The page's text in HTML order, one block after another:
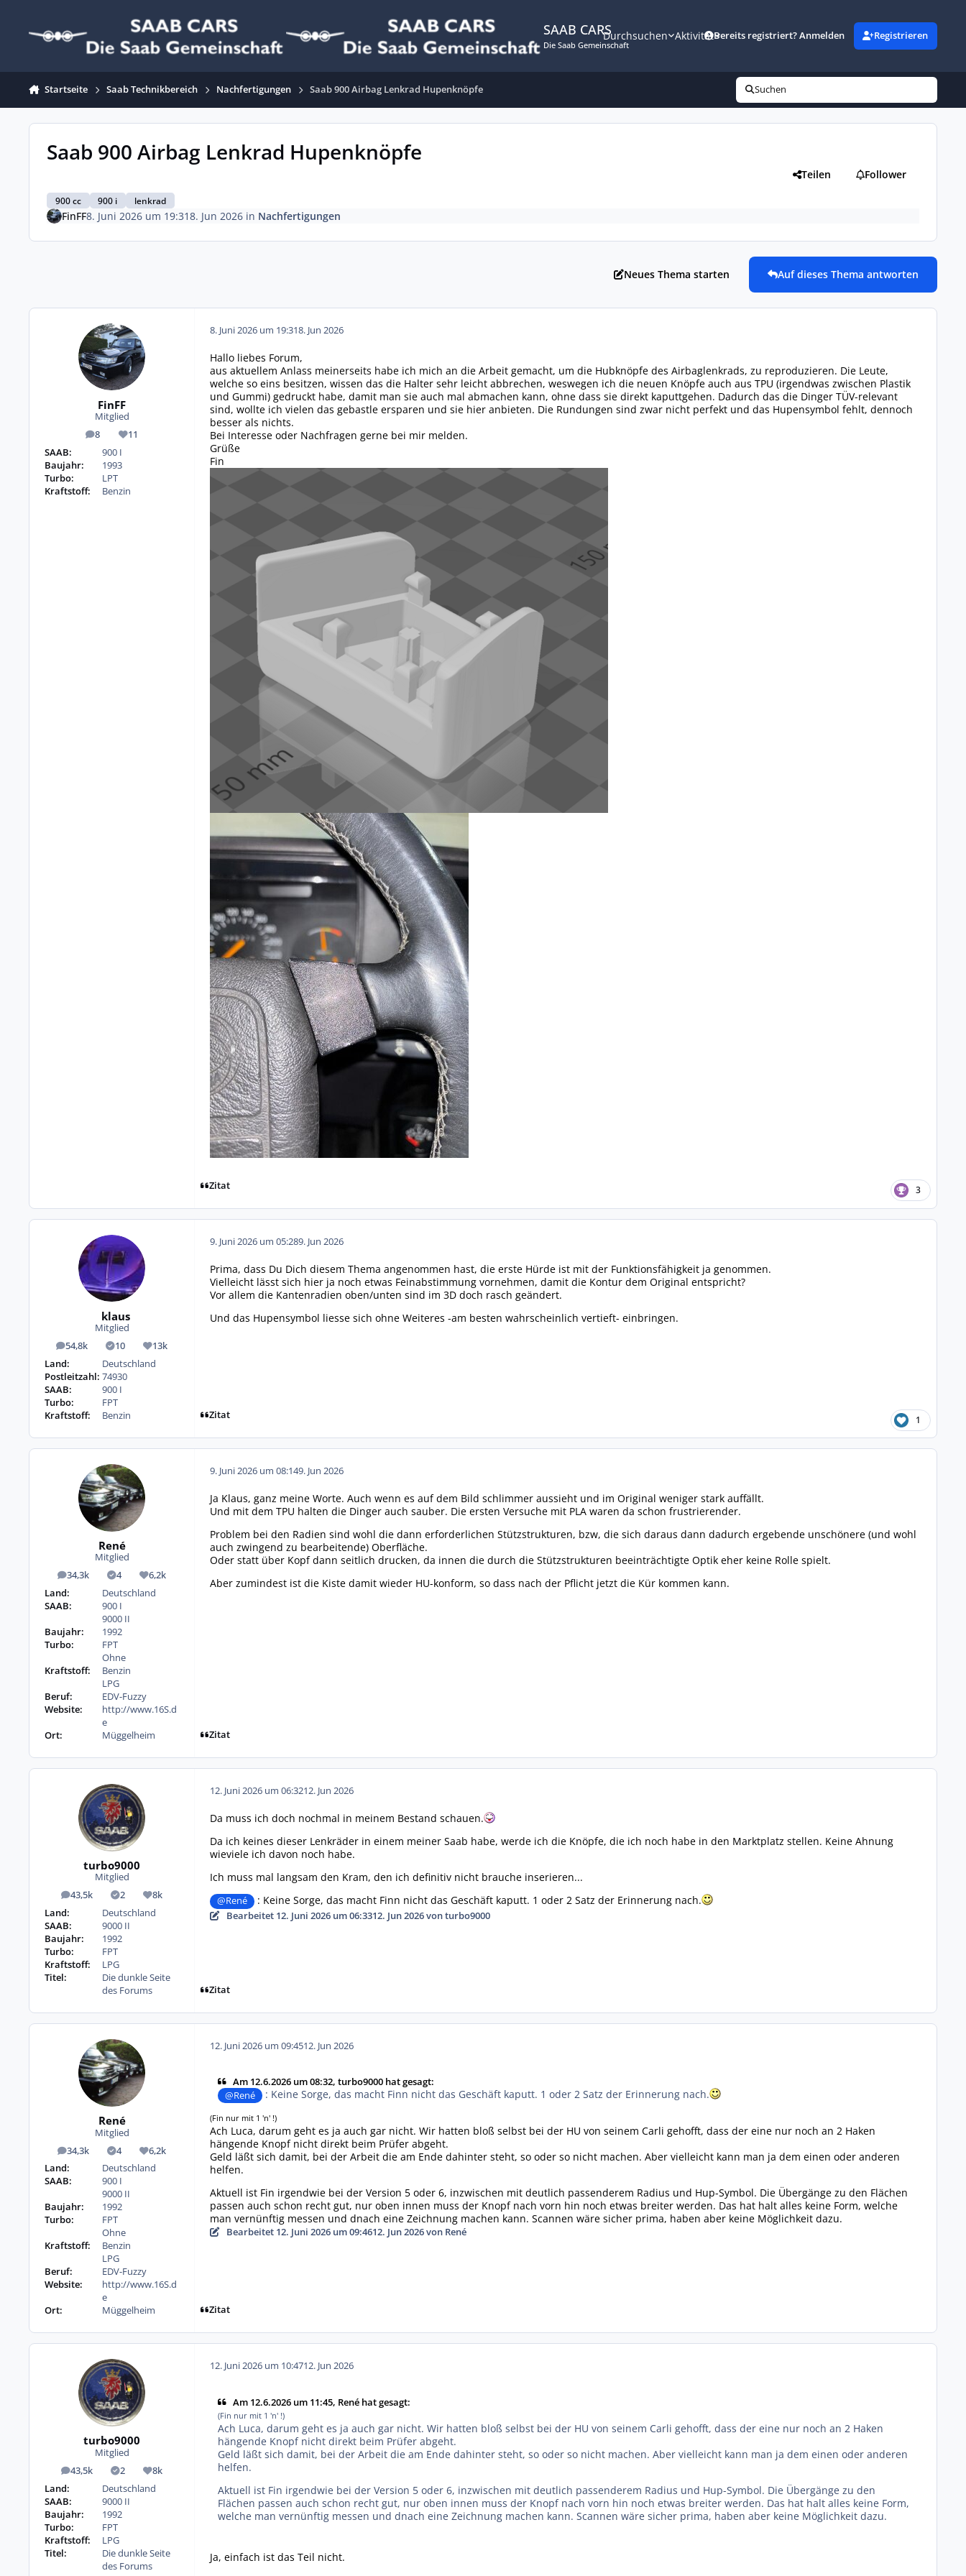
SAAB CARS
Die Saab Gemeinschaft
Durchsuchen AktivitätBereits registriert? Anmelden Registrieren
Startseite Saab Technikbereich Nachfertigungen Saab 900 Airbag Lenkrad Hupenknöpfe Suchen
Saab 900 Airbag Lenkrad Hupenknöpfe
900 cc 900 i lenkrad
Teilen Follower
FinFF8. Juni 2026 um 19:318. Jun 2026in Nachfertigungen
Neues Thema starten Auf dieses Thema antworten
FinFF
Mitglied
8
Beiträge11
Reputation
SAAB:
900 I
Baujahr:
1993
Turbo:
LPT
Kraftstoff:
Benzin
8. Juni 2026 um 19:318. Jun 2026
Hallo liebes Forum,
aus aktuellem Anlass meinerseits habe ich mich an die Arbeit gemacht, um die Hubknöpfe des Airbaglenkrads, zu reproduzieren. Die Leute,
welche so eins besitzen, wissen das die Halter sehr leicht abbrechen, weswegen ich die neuen Knöpfe auch aus TPU (irgendwas zwischen Plastik
und Gummi) gedruckt habe, damit man sie auch mal abmachen kann, ohne dass sie direkt kaputtgehen. Dadurch das die Dinger TÜV-relevant
sind, wollte ich vielen das gebastle ersparen und sie hier anbieten. Die Rundungen sind zwar nicht perfekt und das Hupensymbol fehlt, dennoch
besser als nichts.
Bei Interesse oder Nachfragen gerne bei mir melden.
Grüße
Fin
Zitat 3
klaus
Mitglied
54,8k
Beiträge 10
Lösungen13k
Reputation
Land:
Deutschland
Postleitzahl: 74930
SAAB:
900 I
Turbo:
FPT
Kraftstoff:
Benzin
9. Juni 2026 um 05:289. Jun 2026
Prima, dass Du Dich diesem Thema angenommen hast, die erste Hürde ist mit der Funktionsfähigkeit ja genommen.
Vielleicht lässt sich hier ja noch etwas Feinabstimmung vornehmen, damit die Kontur dem Original entspricht?
Vor allem die Kantenradien oben/unten sind im 3D doch rasch geändert.
Und das Hupensymbol liesse sich ohne Weiteres -am besten wahrscheinlich vertieft- einbringen.
Zitat 1
René
Mitglied
34,3k
Beiträge 4
Lösungen6,2k
Reputation
Land:
Deutschland
SAAB:
900 I
9000 II
Baujahr:
1992
Turbo:
FPT
Ohne
Kraftstoff:
Benzin
LPG
Beruf:
EDV-Fuzzy
Website:
http://www.16S.d
e
Ort:
Müggelheim
9. Juni 2026 um 08:149. Jun 2026
Ja Klaus, ganz meine Worte. Auch wenn es auf dem Bild schlimmer aussieht und im Original weniger stark auffällt.
Und mit dem TPU halten die Dinger auch sauber. Die ersten Versuche mit PLA waren da schon frustrierender.
Problem bei den Radien sind wohl die dann erforderlichen Stützstrukturen, bzw, die sich daraus dann dadurch ergebende unschönere (und wohl
auch zwingend zu bearbeitende) Oberfläche.
Oder statt über Kopf dann seitlich drucken, da innen die durch die Stützstrukturen beeinträchtigte Optik eher keine Rolle spielt.
Aber zumindest ist die Kiste damit wieder HU-konform, so dass nach der Pflicht jetzt die Kür kommen kann.
Zitat
turbo9000
Mitglied
43,5k
Beiträge 2
Lösungen
8k
Reputation
Land:
Deutschland
SAAB:
9000 II
Baujahr:
1992
Turbo:
FPT
Kraftstoff:
LPG
Titel:
Die dunkle Seite
des Forums
12. Juni 2026 um 06:3212. Jun 2026
Da muss ich doch nochmal in meinem Bestand schauen.
Da ich keines dieser Lenkräder in einem meiner Saab habe, werde ich die Knöpfe, die ich noch habe in den Marktplatz stellen. Keine Ahnung
wieviele ich davon noch habe.
Ich muss mal langsam den Kram, den ich definitiv nicht brauche inserieren...
@René : Keine Sorge, das macht Finn nicht das Geschäft kaputt. 1 oder 2 Satz der Erinnerung nach.
Bearbeitet 12. Juni 2026 um 06:3312. Jun 2026von turbo9000
Zitat
René
Mitglied
34,3k
Beiträge 4
Lösungen6,2k
Reputation
Land:
Deutschland
SAAB:
900 I
9000 II
Baujahr:
1992
Turbo:
FPT
Ohne
Kraftstoff:
Benzin
LPG
Beruf:
EDV-Fuzzy
Website:
http://www.16S.d
e
Ort:
Müggelheim
12. Juni 2026 um 09:4512. Jun 2026
Am 12.6.2026 um 08:32, turbo9000 hat gesagt:
@René : Keine Sorge, das macht Finn nicht das Geschäft kaputt. 1 oder 2 Satz der Erinnerung nach.
(Fin nur mit 1 'n' !)
Ach Luca, darum geht es ja auch gar nicht. Wir hatten bloß selbst bei der HU von seinem Carli gehofft, dass der eine nur noch an 2 Haken
hängende Knopf nicht direkt beim Prüfer abgeht.
Geld läßt sich damit, bei der Arbeit die am Ende dahinter steht, so oder so nicht machen. Aber vielleicht kann man ja dem einen oder anderen
helfen.
Aktuell ist Fin irgendwie bei der Version 5 oder 6, inzwischen mit deutlich passenderem Radius und Hup-Symbol. Die Übergänge zu den Flächen
passen auch schon recht gut, nur oben innen muss der Knopf nach vorn hin noch etwas breiter werden. Das hat halt alles keine Form, welche
man vernünftig messen und dnach eine Zeichnung machen kann. Scannen wäre sicher prima, haben aber keine Möglichkeit dazu.
Bearbeitet 12. Juni 2026 um 09:4612. Jun 2026von René
Zitat
turbo9000
Mitglied
43,5k
Beiträge 2
Lösungen
8k
Reputation
Land:
Deutschland
SAAB:
9000 II
Baujahr:
1992
Turbo:
FPT
Kraftstoff:
LPG
Titel:
Die dunkle Seite
des Forums
12. Juni 2026 um 10:4712. Jun 2026
Am 12.6.2026 um 11:45, René hat gesagt:
(Fin nur mit 1 'n' !)
Ach Luca, darum geht es ja auch gar nicht. Wir hatten bloß selbst bei der HU von seinem Carli gehofft, dass der eine nur noch an 2 Haken
hängende Knopf nicht direkt beim Prüfer abgeht.
Geld läßt sich damit, bei der Arbeit die am Ende dahinter steht, so oder so nicht machen. Aber vielleicht kann man ja dem einen oder anderen
helfen.
Aktuell ist Fin irgendwie bei der Version 5 oder 6, inzwischen mit deutlich passenderem Radius und Hup-Symbol. Die Übergänge zu den
Flächen passen auch schon recht gut, nur oben innen muss der Knopf nach vorn hin noch etwas breiter werden. Das hat halt alles keine Form,
welche man vernünftig messen und dnach eine Zeichnung machen kann. Scannen wäre sicher prima, haben aber keine Möglichkeit dazu.
Ja, einfach ist das Teil nicht.